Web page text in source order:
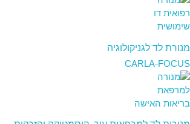
מנורת לד לגניקולוגיה
CARLA-FOCUS